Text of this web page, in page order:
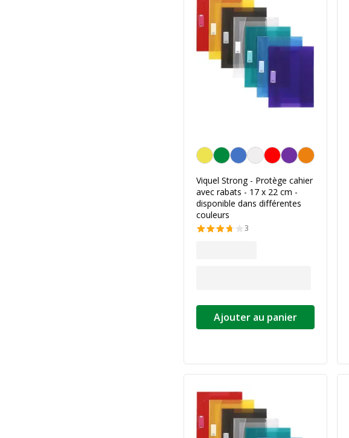
Personnalisation de la couleur
Viquel Strong - Protège cahier
avec rabats - 17 x 22 cm -
disponible dans différentes
couleurs
3
Ajouter au panier